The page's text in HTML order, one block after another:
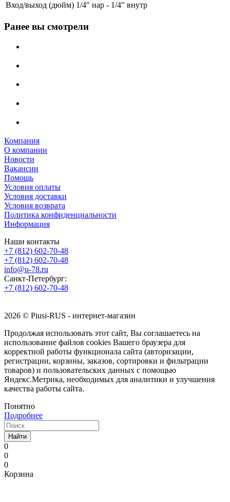
Вход/выход (дюйм) 1/4" нар - 1/4" внутр
Ранее вы смотрели
Компания
О компании
Новости
Вакансии
Помощь
Условия оплаты
Условия доставки
Условия возврата
Политика конфиденциальности
Информация
Наши контакты
+7 (812) 602-70-48
+7 (812) 602-70-48
info@u-78.ru
Санкт-Петербург:
+7 (812) 602-70-48
2026 © Piusi-RUS - интернет-магазин
Продолжая использовать этот сайт, Вы соглашаетесь на
использование файлов cookies Вашего браузера для
корректной работы функционала сайта (авторизации,
регистрации, корзины, заказов, сортировки и фильтрации
товаров) и пользовательских данных с помощью
Яндекс.Метрика, необходимых для аналитики и улучшения
качества работы сайта.
Понятно
Подробнее
Найти
0
0
0
Корзина